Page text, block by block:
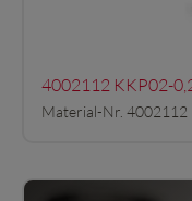
4002112 KKP02-
Material-Nr. 4002112